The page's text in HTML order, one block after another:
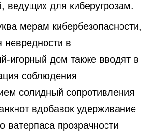
ведущих для киберугрозам.
мерам кибербезопасности,
невредности в
игорный дом также вводят в
соблюдения
солидный сопротивления
вдобавок удерживание
ватерпаса прозрачности